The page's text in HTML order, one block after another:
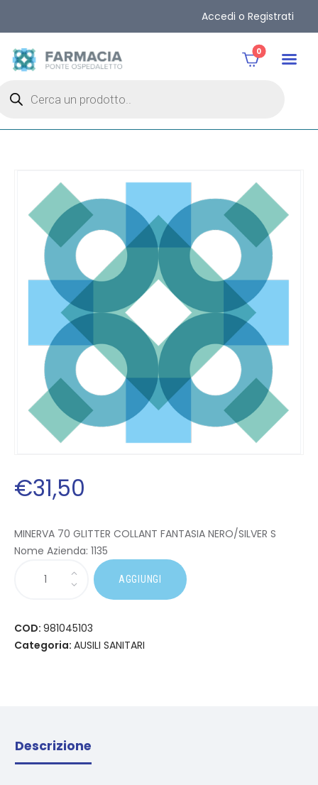
Accedi o Registrati
0
€31,50
MINERVA 70 GLITTER COLLANT FANTASIA NERO/SILVER S
Nome Azienda: 1135
AGGIUNGI
COD: 981045103
Categoria: AUSILI SANITARI
Descrizione